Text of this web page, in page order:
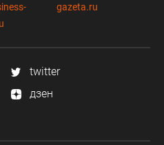
gazeta.ru
twitter
дзен